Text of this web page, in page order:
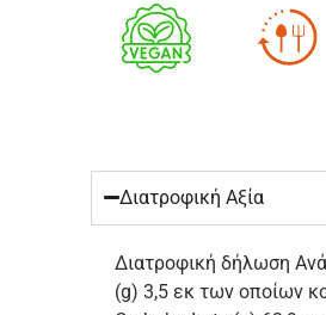
Διατροφική Αξία
Διατροφική δήλωση
(g) 3,5 εκ των οποίων